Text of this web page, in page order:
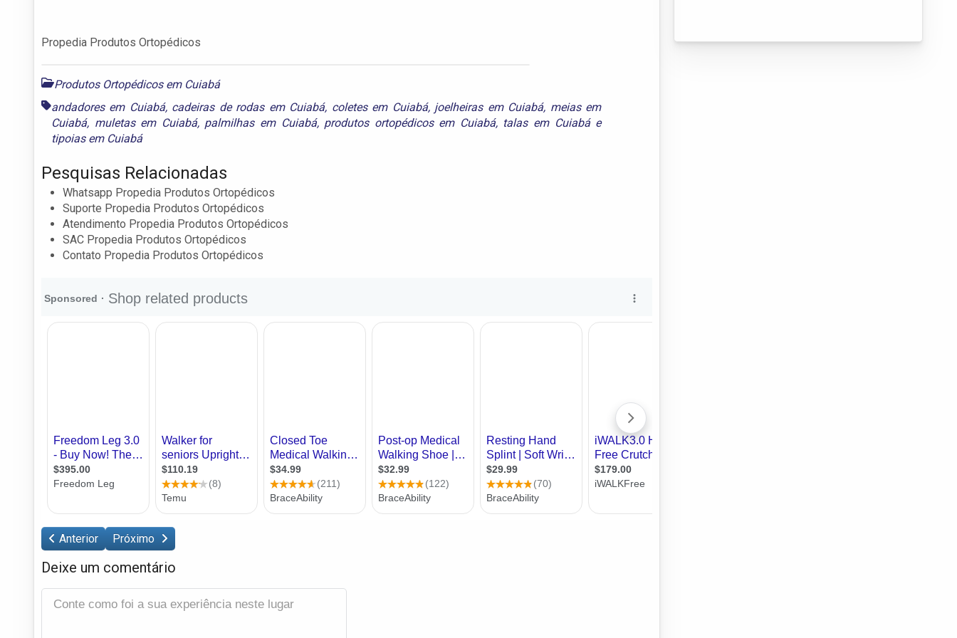
Propedia Produtos Ortopédicos
Produtos Ortopédicos em Cuiabá
andadores em Cuiabá, cadeiras de rodas em Cuiabá, coletes em Cuiabá, joelheiras em Cuiabá, meias em
Cuiabá, muletas em Cuiabá, palmilhas em Cuiabá, produtos ortopédicos em Cuiabá, talas em Cuiabáe
tipoias em Cuiabá
Pesquisas Relacionadas
Whatsapp Propedia Produtos Ortopédicos
Suporte Propedia Produtos Ortopédicos
Atendimento Propedia Produtos Ortopédicos
SAC Propedia Produtos Ortopédicos
Contato Propedia Produtos Ortopédicos
Anterior Próximo
Deixe um comentário